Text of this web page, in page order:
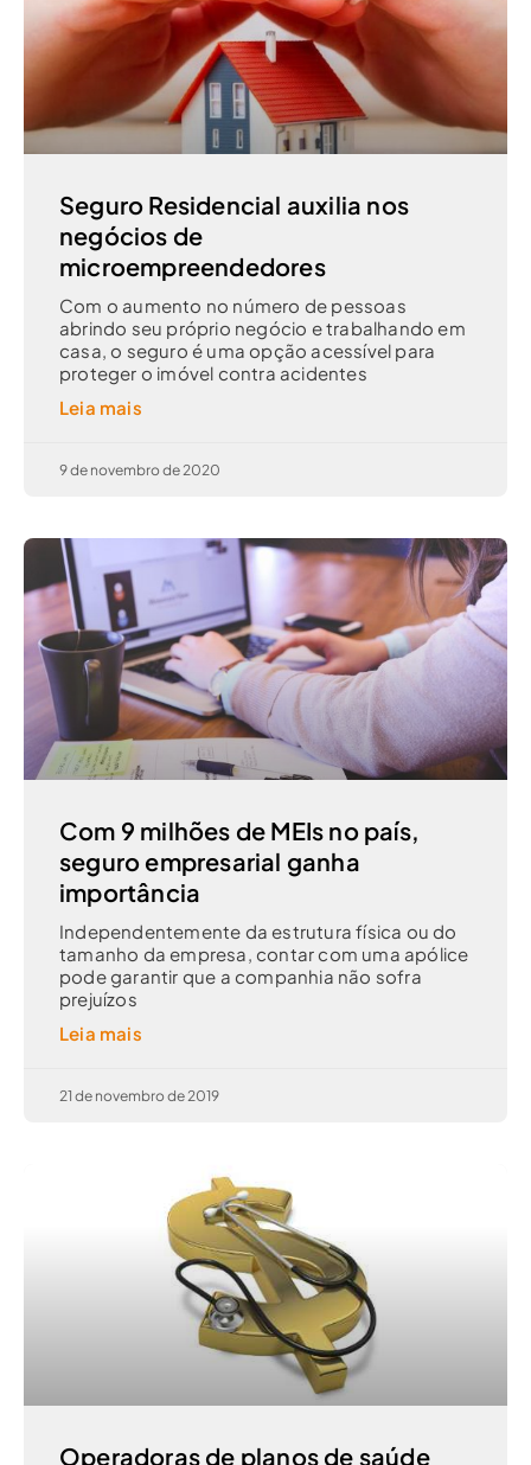
Seguro Residencial auxilia nos
negócios de
microempreendedores
Com o aumento no número de pessoas
abrindo seu próprio negócio e trabalhando em
casa, o seguro é uma opção acessível para
proteger o imóvel contra acidentes
Leia mais
9 de novembro de 2020
Com 9 milhões de MEIs no país,
seguro empresarial ganha
importância
Independentemente da estrutura física ou do
tamanho da empresa, contar com uma apólice
pode garantir que a companhia não sofra
prejuízos
Leia mais
21 de novembro de 2019
Operadoras de planos de saúde